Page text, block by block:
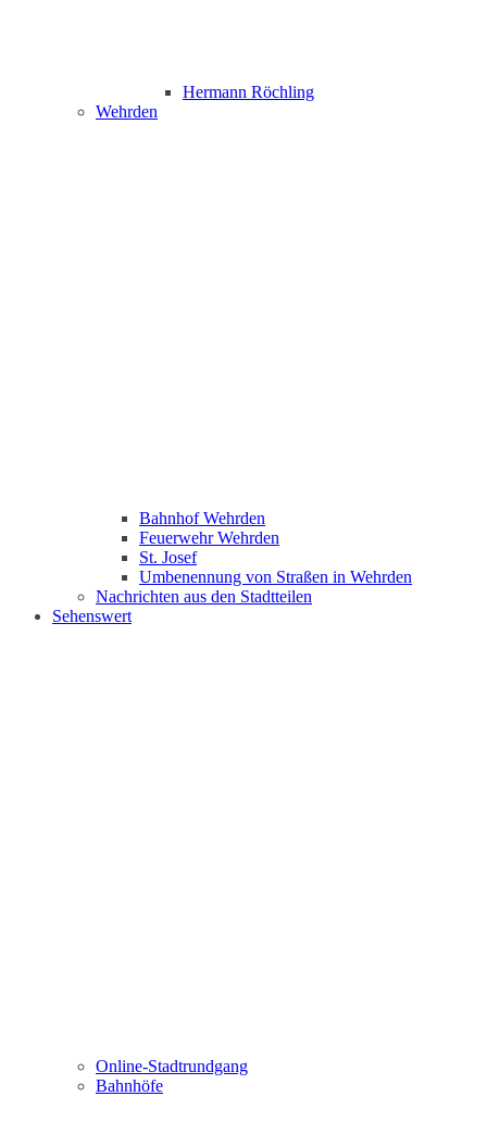
Hermann Röchling
Wehrden
Bahnhof Wehrden
Feuerwehr Wehrden
St. Josef
Umbenennung von Straßen in Wehrden
Nachrichten aus den Stadtteilen
Sehenswert
Online-Stadtrundgang
Bahnhöfe